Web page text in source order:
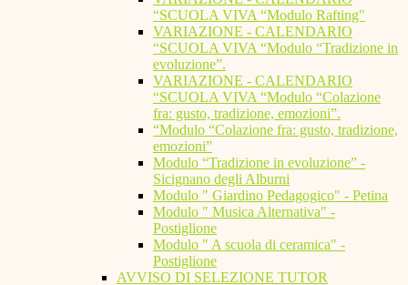
“SCUOLA VIVA “Modulo Rafting"
VARIAZIONE - CALENDARIO
“SCUOLA VIVA “Modulo “Tradizione in
evoluzione”.
VARIAZIONE - CALENDARIO
“SCUOLA VIVA “Modulo “Colazione
fra: gusto, tradizione, emozioni”.
“Modulo “Colazione fra: gusto, tradizione,
emozioni”
Modulo “Tradizione in evoluzione” -
Sicignano degli Alburni
Modulo " Giardino Pedagogico" - Petina
Modulo " Musica Alternativa" -
Postiglione
Modulo " A scuola di ceramica" -
Postiglione
AVVISO DI SELEZIONE TUTOR